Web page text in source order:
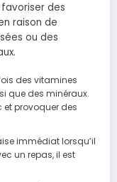
des
raison de
ou des
des vitamines
que des minéraux.
et provoquer des
immédiat lorsqu’il
un repas, il est